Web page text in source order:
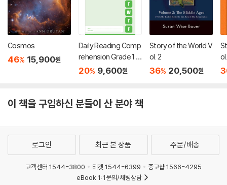
Cosmos
46% 15,900원
Daily Reading Comp
rehension Grade 1 :
Student Practice Bo
20% 9,600원
Story of the World V
ol. 2
36% 20,500원
t
이 책을 구입하신 분들이 산 분야 책
로그인 최근 본 상품 주문/배송
고객센터 1544-3800 티켓 1544-6399
중고샵 1566-4295
eBook 1:1문의/채팅상담